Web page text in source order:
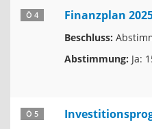
Ö 4 Finanzplan
Beschluss:
Abstimmung: Ja:
Ö 5